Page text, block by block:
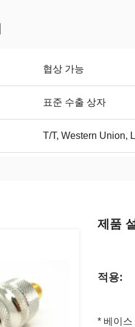
협상 가능
표준 수출 상자
T/T, Western Union,
제품
적용:
* 베이스